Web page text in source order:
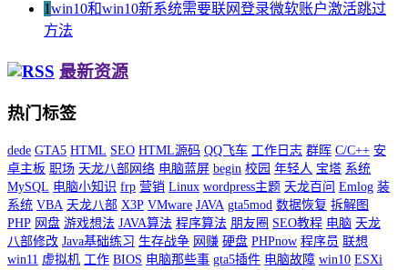
1win10和win10新系统需要联网登录微软账户激活跳过
方法
最新资源
热门标签
dede GTA5 HTML SEO HTML源码 QQ飞车 工作日志 群晖 C/C++ 安
卓主板 职场 天龙八部网络 电脑蓝屏 begin 校园 年轻人 宝塔 系统
MySQL 电脑小知识 frp 营销 Linux wordpress主题 天龙百问 Emlog 装
系统 VBA 天龙八部 X3P VMware JAVA gta5mod 数据恢复 拆解图
PHP 网盘 游戏想法 JAVA算法 程序算法 朋友圈 SEO教程 电脑 天龙
八部修改 Java基础练习 生存战争 网赚 硬盘 PHPnow 程序员 联想
win11 虚拟机 工作 BIOS 电脑那些事 gta5插件 电脑故障 win10 ESXi